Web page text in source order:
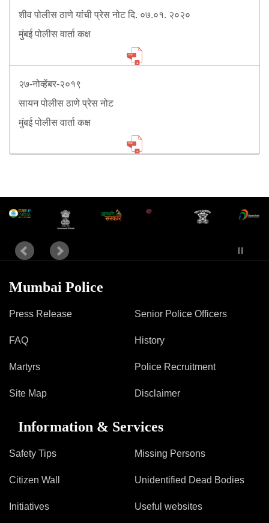
शीव पोलीस ठाणे यांची प्रेस नोट दि. ०७.०१. २०२०
मुंबई पोलीस वार्ता कक्ष
२७-नोव्हेंबर-२०१९
सायन पोलीस ठाणे प्रेस नोट
मुंबई पोलीस वार्ता कक्ष
Mumbai Police
Press Release
FAQ
Martyrs
Site Map
Senior Police Officers
History
Police Recruitment
Disclaimer
Information & Services
Safety Tips
Citizen Wall
Initiatives
Missing Persons
Unidentified Dead Bodies
Useful websites